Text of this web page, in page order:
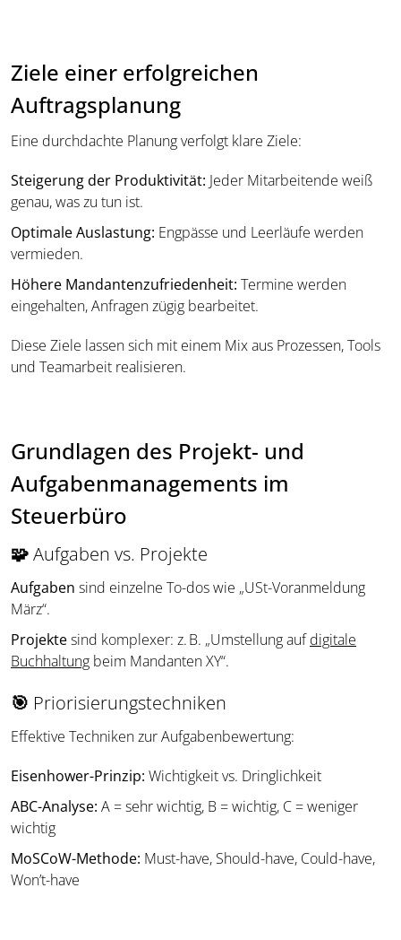
Ziele einer erfolgreichen
Auftragsplanung
Eine durchdachte Planung verfolgt klare Ziele:
Steigerung der Produktivität: Jeder Mitarbeitende weiß
genau, was zu tun ist.
Optimale Auslastung: Engpässe und Leerläufe werden
vermieden.
Höhere Mandantenzufriedenheit: Termine werden
eingehalten, Anfragen zügig bearbeitet.
Diese Ziele lassen sich mit einem Mix aus Prozessen, Tools
und Teamarbeit realisieren.
Grundlagen des Projekt- und
Aufgabenmanagements im
Steuerbüro
🧩Aufgaben vs. Projekte
Aufgaben sind einzelne To-dos wie „USt-Voranmeldung
März“.
Projektesind komplexer: z. B. „Umstellung aufdigitale
Buchhaltung beim Mandanten XY“.
🎯 Priorisierungstechniken
Effektive Techniken zur Aufgabenbewertung:
Eisenhower-Prinzip: Wichtigkeit vs. Dringlichkeit
ABC-Analyse: A = sehr wichtig, B = wichtig, C = weniger
wichtig
MoSCoW-Methode: Must-have, Should-have, Could-have,
Won’t-have